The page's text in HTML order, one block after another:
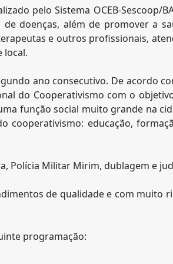
pelo Sistema OCEB-Sescoop/
doenças, além de promover a
e outros profissionais,
local.
ano consecutivo. De acordo
do Cooperativismo com o
função social muito grande na
cooperativismo: educação,
Polícia Militar Mirim, dublagem e
de qualidade e com muito
programação: